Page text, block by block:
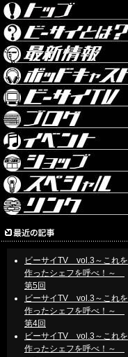
ビーサイTV vol.3～これを
作ったシェフを呼べ！～
第5回
ビーサイTV vol.3～これを
作ったシェフを呼べ！～
第4回
ビーサイTV vol.3～これを
作ったシェフを呼べ！～